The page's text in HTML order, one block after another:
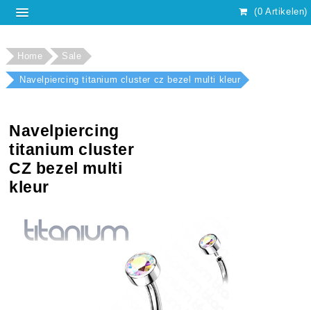
(0 Artikelen)
Home Sale
Navelpiercing titanium cluster cz bezel multi kleur
Navelpiercing
titanium cluster
CZ bezel multi
kleur